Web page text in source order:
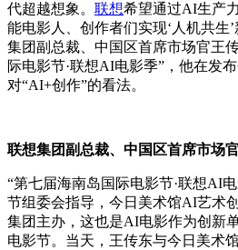
代超越想象。 联想希望通过AI生产
能电影人、创作者们实现‘人机共生
集团副总裁、中国区首席市场官王
际电影节·联想AI电影季”，他在发
对“AI+创作”的看法。
联想集团副总裁、中国区首席市场
“第七届海南岛国际电影节·联想AI
节组委会指导，今日美术馆AI艺术
集团主办，这也是AI电影作为创新
电影节。当天，王传东与今日美术